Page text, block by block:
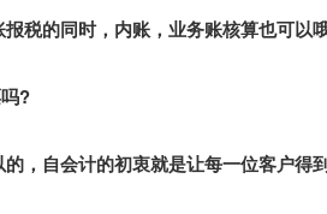
税的同时，内账，业务账核算也可以
?
，自会计的初衷就是让每一位客户得